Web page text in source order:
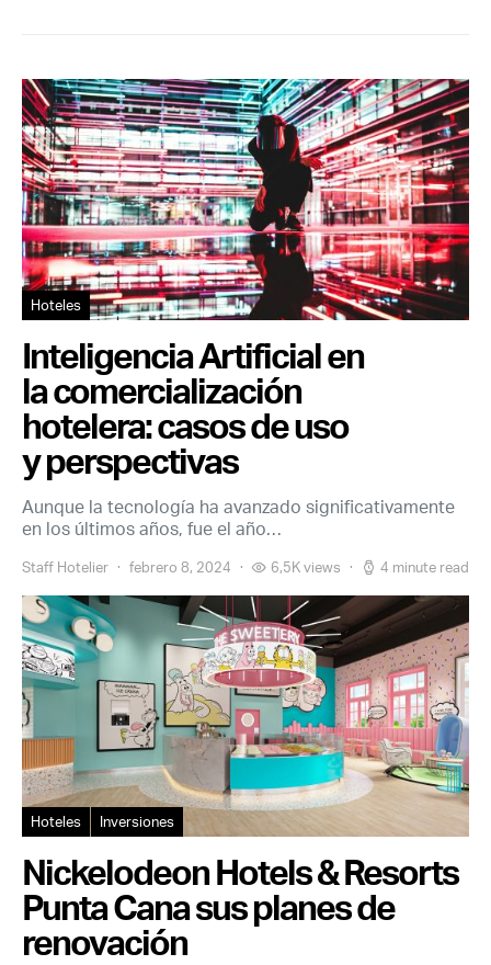
Hoteles
Inteligencia Artificial en
la comercialización
hotelera: casos de uso
y perspectivas
Aunque la tecnología ha avanzado significativamente
en los últimos años, fue el año…
Staff Hotelier febrero 8, 2024 6,5K views 4 minute read
Hoteles Inversiones
Nickelodeon Hotels & Resorts
Punta Cana sus planes de
renovación